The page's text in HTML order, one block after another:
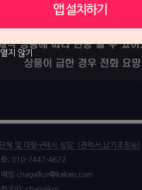
지 않기